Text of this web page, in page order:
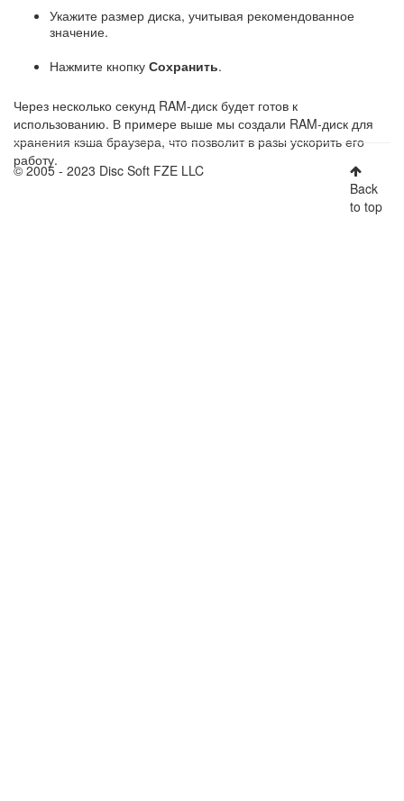
Укажите размер диска, учитывая рекомендованное
значение.
Нажмите кнопку Сохранить.
Через несколько секунд RAM-диск будет готов к
использованию. В примере выше мы создали RAM-диск для
хранения кэша браузера, что позволит в разы ускорить его
работу.
© 2005 - 2023 Disc Soft FZE LLC
Back
to top